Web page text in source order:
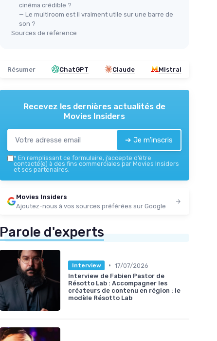
cinéma crédible ?
— Le multiroom est il vraiment utile sur une barre de
son ?
Sources de référence
Résumer ChatGPT Claude Mistral
Recevez les dernières actualités de
Movies Insiders
➔ Je m'inscris
* En remplissant ce formulaire, j’accepte d’être
contacté(e) à des fins commerciales par Movies Insiders
et ses partenaires.
Movies Insiders
Ajoutez-nous à vos sources préférées sur Google
Parole d'experts
Interview • 17/07/2026
Interview de Fabien Pastor de
Résotto Lab : Accompagner les
créateurs de contenu en région : le
modèle Résotto Lab